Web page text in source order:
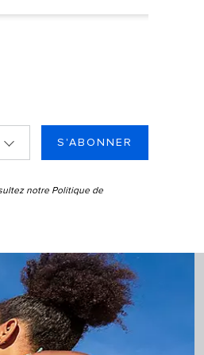
S'ABONNER
notre Politique de